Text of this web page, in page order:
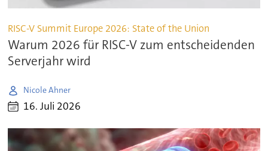
RISC-V Summit Europe 2026: State of the Union
Warum 2026 für RISC-V zum entscheidenden
Serverjahr wird
Nicole Ahner
16. Juli 2026